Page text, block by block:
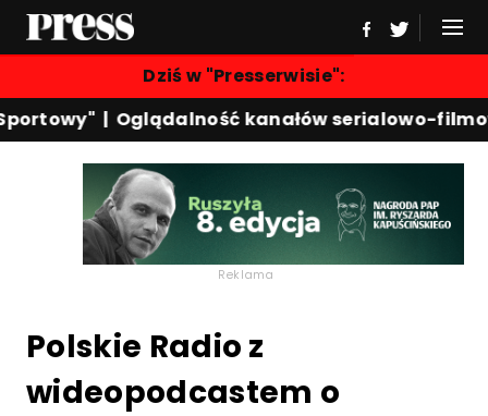
Dziś w "Presserwisie":
|Oglądalność kanałów serialowo-
Reklama
Polskie Radio z
wideopodcastem o